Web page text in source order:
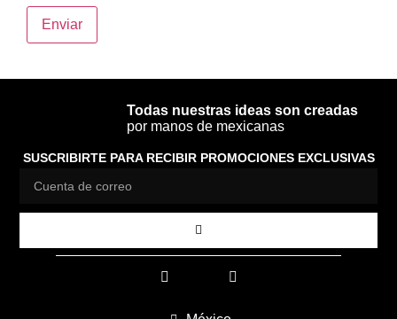
Todas nuestras ideas son creadas
por manos de mexicanas
SUSCRIBIRTE PARA RECIBIR PROMOCIONES EXCLUSIVAS